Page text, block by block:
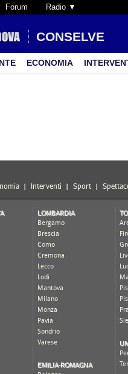
Forum Radio ▼
CONSELVE
ECONOMIA